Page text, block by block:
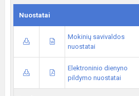
Nuostatai
Mokinių savivaldos
nuostatai
Elektroninio dienyno
pildymo nuostatai